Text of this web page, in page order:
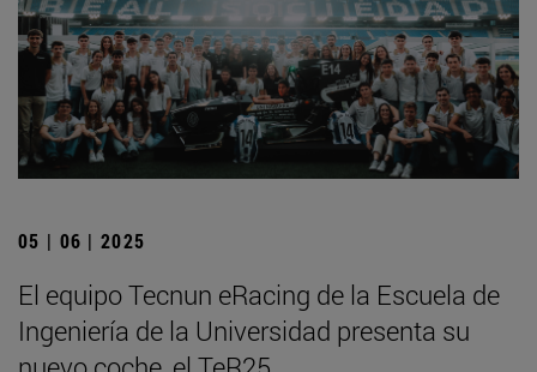
05 | 06 | 2025
El equipo Tecnun eRacing de la Escuela de
Ingeniería de la Universidad presenta su